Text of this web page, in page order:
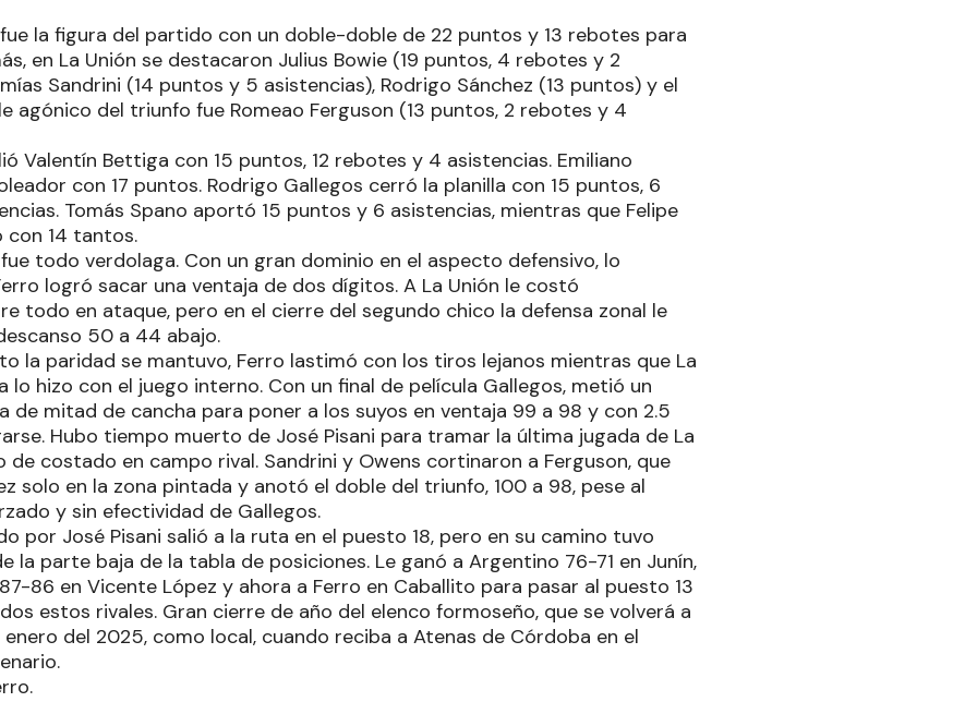
la figura del partido con un doble-doble de 22 puntos y 13 rebotes para
en La Unión se destacaron Julius Bowie (19 puntos, 4 rebotes y 2
Sandrini (14 puntos y 5 asistencias), Rodrigo Sánchez (13 puntos) y el
agónico del triunfo fue Romeao Ferguson (13 puntos, 2 rebotes y 4
Valentín Bettiga con 15 puntos, 12 rebotes y 4 asistencias. Emiliano
con 17 puntos. Rodrigo Gallegos cerró la planilla con 15 puntos, 6
Tomás Spano aportó 15 puntos y 6 asistencias, mientras que Felipe
con 14 tantos.
todo verdolaga. Con un gran dominio en el aspecto defensivo, lo
logró sacar una ventaja de dos dígitos. A La Unión le costó
todo en ataque, pero en el cierre del segundo chico la defensa zonal le
50 a 44 abajo.
la paridad se mantuvo, Ferro lastimó con los tiros lejanos mientras que La
lo hizo con el juego interno. Con un final de película Gallegos, metió un
de mitad de cancha para poner a los suyos en ventaja 99 a 98 y con 2.5
Hubo tiempo muerto de José Pisani para tramar la última jugada de La
de costado en campo rival. Sandrini y Owens cortinaron a Ferguson, que
solo en la zona pintada y anotó el doble del triunfo, 100 a 98, pese al
y sin efectividad de Gallegos.
por José Pisani salió a la ruta en el puesto 18, pero en su camino tuvo
la parte baja de la tabla de posiciones. Le ganó a Argentino 76-71 en Junín,
86 en Vicente López y ahora a Ferro en Caballito para pasar al puesto 13
estos rivales. Gran cierre de año del elenco formoseño, que se volverá a
del 2025, como local, cuando reciba a Atenas de Córdoba en el